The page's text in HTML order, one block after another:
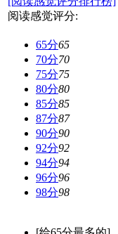
阅读感觉评分:
65分65
70分70
75分75
80分80
85分85
87分87
90分90
92分92
94分94
96分96
98分98